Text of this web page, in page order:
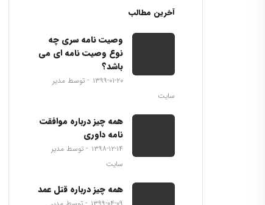
آخرین مطالب
وصیت نامه سری چه
نوع وصیت نامه ای می
باشد؟
۱۳۹۹-۰۱-۲۰
توسط مدیر
سایت
همه چیز درباره موافقت
نامه داوری
۱۳۹۸-۱۲-۱۴
توسط مدیر
سایت
همه چیز درباره قتل عمد